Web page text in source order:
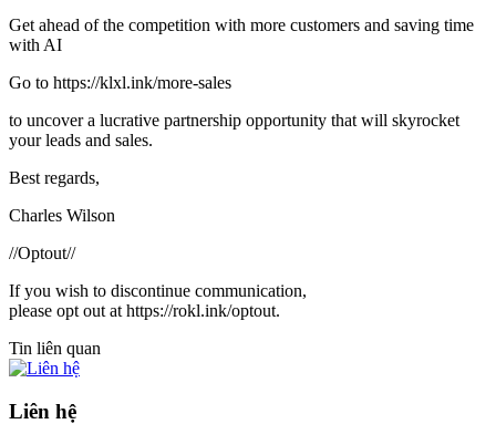
Get ahead of the competition with more customers and saving time
with AI
Go to https://klxl.ink/more-sales
to uncover a lucrative partnership opportunity that will skyrocket
your leads and sales.
Best regards,
Charles Wilson
//Optout//
If you wish to discontinue communication,
please opt out at https://rokl.ink/optout.
Tin liên quan
Liên hệ